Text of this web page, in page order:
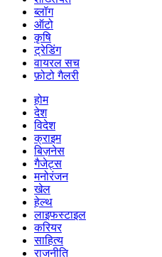
ब्लॉग
ऑटो
कृषि
ट्रेडिंग
वायरल सच
फ़ोटो गैलरी
होम
देश
विदेश
क्राइम
बिज़नेस
गैजेट्स
मनोरंजन
खेल
हेल्थ
लाइफस्टाइल
करियर
साहित्य
राजनीति